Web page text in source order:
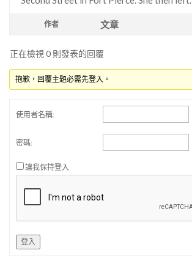
作者 文章
正在檢視 0 則發表的回覆
抱歉，回覆主題必需先登入。
使用者名稱:
密碼:
讓我保持登入
登入